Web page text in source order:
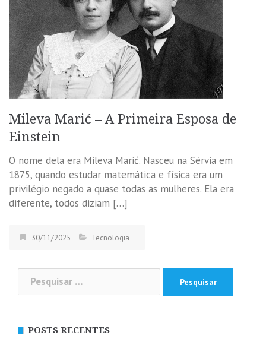
Mileva Marić – A Primeira Esposa de
Einstein
O nome dela era Mileva Marić. Nasceu na Sérvia em
1875, quando estudar matemática e física era um
privilégio negado a quase todas as mulheres. Ela era
diferente, todos diziam […]
30/11/2025 Tecnologia
Pesquisar
por:
POSTS RECENTES